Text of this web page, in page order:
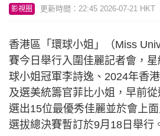
影視圈 更新時間：22:45 2026-07-21 HKT
香港區「環球小姐」（Miss
賽今日舉行入圍佳麗記者會，
球小姐冠軍李詩逸、2024年香
及選美統籌官菲比小姐，早前
選出15位最優秀佳麗並於會上
選拔總決賽暫訂於9月18日舉行